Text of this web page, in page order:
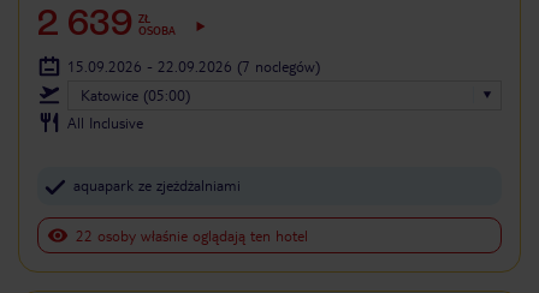
2 639 ZŁ
OSOBA
15.09.2026 - 22.09.2026 (7 noclegów)
Katowice (05:00)
All Inclusive
aquapark ze zjeżdżalniami
22 osoby właśnie oglądają ten hotel